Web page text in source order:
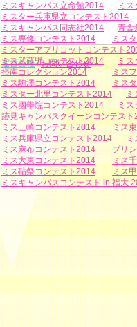
ミスキャンパス立命館2014
ミ
ミスター兵庫県立コンテスト2014
ミスキャンパス同志社2014
青舎
ミス専修コンテスト2014
ミス
ミスターアプリコットコンテスト
ミス武蔵野コンテスト2014
ミス
摂南コレクション2014
ミス
ミス駒澤コンテスト2014
ミス
ミスター北里コンテスト2014
ミ
ミス國學院コンテスト2014
ミス
跡見キャンパスクイーンコンテスト
ミス三崎コンテスト2014
ミス
ミス兵庫県立コンテスト2014
ミ
ミス麻布コンテスト2014
プリ
ミス大東コンテスト2014
ミス
ミス砧祭コンテスト2014
ミス
ミスキャンパスコンテスト in 福大
運営会社/お問い合わせ